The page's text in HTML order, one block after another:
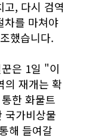
, 다시 검역
차를 마쳐야
했습니다.
은 1일 "이
의 재개는 확
한 화물트
국가비상물
해 들여갈